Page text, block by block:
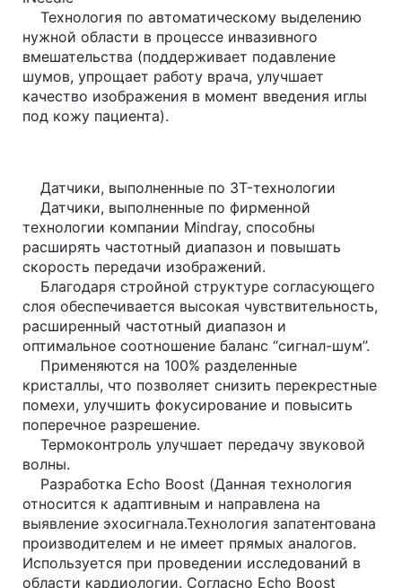
Технология по автоматическому выделению
нужной области в процессе инвазивного
вмешательства (поддерживает подавление
шумов, упрощает работу врача, улучшает
качество изображения в момент введения иглы
под кожу пациента).
Датчики, выполненные по 3T-технологии
Датчики, выполненные по фирменной
технологии компании Mindray, способны
расширять частотный диапазон и повышать
скорость передачи изображений.
Благодаря стройной структуре согласующего
слоя обеспечивается высокая чувствительность,
расширенный частотный диапазон и
оптимальное соотношение баланс “сигнал-шум”.
Применяются на 100% разделенные
кристаллы, что позволяет снизить перекрестные
помехи, улучшить фокусирование и повысить
поперечное разрешение.
Термоконтроль улучшает передачу звуковой
волны.
Разработка Echo Boost (Данная технология
относится к адаптивным и направлена на
выявление эхосигнала.Технология запатентована
производителем и не имеет прямых аналогов.
Используется при проведении исследований в
области кардиологии. Согласно Echo Boost